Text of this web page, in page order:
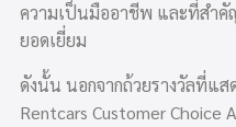
ความเป็นมืออาชีพ และที่สำคั
ยอดเยี่ยม
ดังนั้น นอกจากถ้วยรางวัลที่แส
Rentcars Customer Choice